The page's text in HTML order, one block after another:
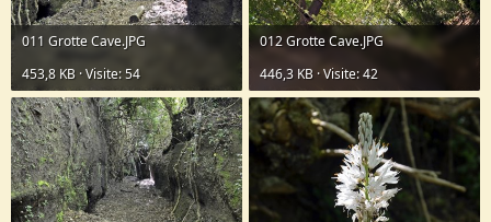
011 Grotte Cave.JPG
453,8 KB · Visite: 54
012 Grotte Cave.JPG
446,3 KB · Visite: 42